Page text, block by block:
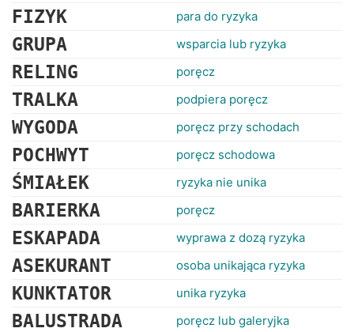
FIZYK para do ryzyka
GRUPA wsparcia lub ryzyka
RELING poręcz
TRALKA podpiera poręcz
WYGODA poręcz przy schodach
POCHWYT poręcz schodowa
ŚMIAŁEK ryzyka nie unika
BARIERKA poręcz
ESKAPADA wyprawa z dozą ryzyka
ASEKURANT osoba unikająca ryzyka
KUNKTATOR unika ryzyka
BALUSTRADA poręcz lub galeryjka